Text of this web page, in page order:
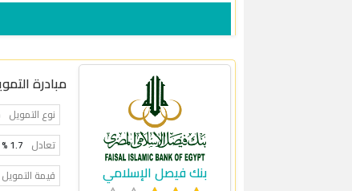
بنك فيصل الإسلامي
مبادرة
نوع التمويل
تعادل 1.7 % ثابتة
قيمة التمويل